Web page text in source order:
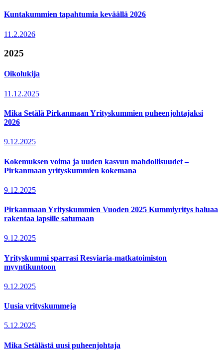
Kuntakummien tapahtumia keväällä 2026
11.2.2026
2025
Oikolukija
11.12.2025
Mika Setälä Pirkanmaan Yrityskummien puheenjohtajaksi
2026
9.12.2025
Kokemuksen voima ja uuden kasvun mahdollisuudet –
Pirkanmaan yrityskummien kokemana
9.12.2025
Pirkanmaan Yrityskummien Vuoden 2025 Kummiyritys haluaa
rakentaa lapsille satumaan
9.12.2025
Yrityskummi sparrasi Resviaria-matkatoimiston
myyntikuntoon
9.12.2025
Uusia yrityskummeja
5.12.2025
Mika Setälästä uusi puheenjohtaja